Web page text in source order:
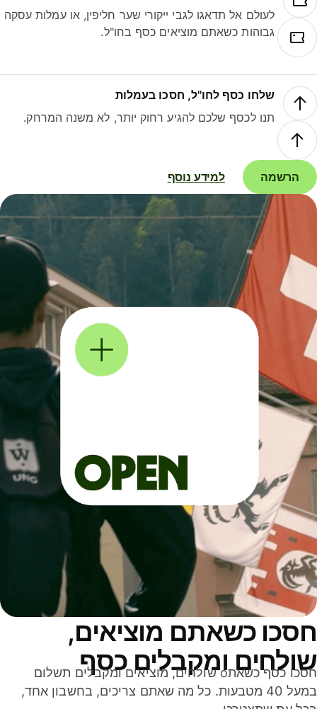
לעולם אל תדאגו לגבי ייקורי שער חליפין, או עמלות עסקה
גבוהות כשאתם מוציאים כסף בחו"ל.
שלחו כסף לחו"ל, חסכו בעמלות
תנו לכסף שלכם להגיע רחוק יותר, לא משנה המרחק.
הרשמה למידע נוסף
כשאתם מוציאים,
ומקבלים כסף
חסכו כסף כשאתo שולחים, מוציאים ומקבלים תשלום
במעל 40 מטבעות. כל מה שאתם צריכים, בחשבון אחד,